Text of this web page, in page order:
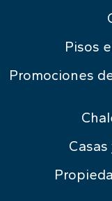
Pisos
Promociones